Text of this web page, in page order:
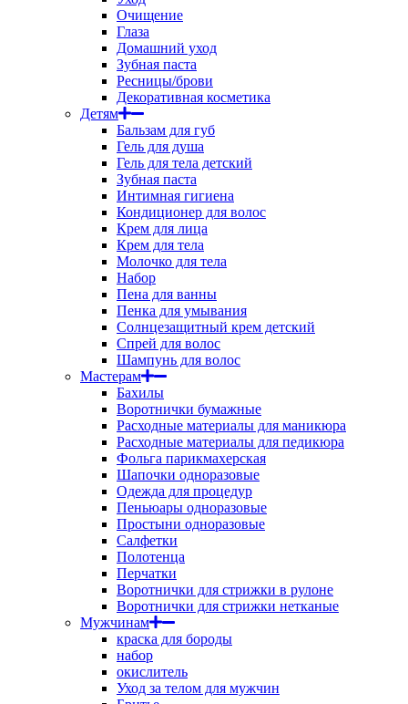
Очищение
Глаза
Домашний уход
Зубная паста
Ресницы/брови
Декоративная косметика
Детям
Бальзам для губ
Гель для душа
Гель для тела детский
Зубная паста
Интимная гигиена
Кондиционер для волос
Крем для лица
Крем для тела
Молочко для тела
Набор
Пена для ванны
Пенка для умывания
Солнцезащитный крем детский
Спрей для волос
Шампунь для волос
Мастерам
Бахилы
Воротнички бумажные
Расходные материалы для маникюра
Расходные материалы для педикюра
Фольга парикмахерская
Шапочки одноразовые
Одежда для процедур
Пеньюары одноразовые
Простыни одноразовые
Салфетки
Полотенца
Перчатки
Воротнички для стрижки в рулоне
Воротнички для стрижки нетканые
Мужчинам
краска для бороды
набор
окислитель
Уход за телом для мужчин